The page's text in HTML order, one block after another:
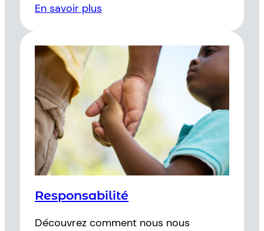
En savoir plus
Responsabilité
Découvrez comment nous nous